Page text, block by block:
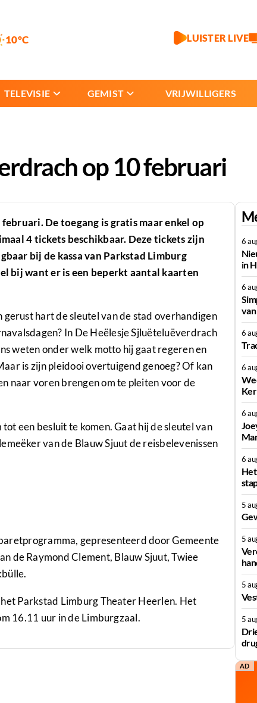
10°C LUISTER LIVE
TELEVISIE GEMIST VRIJWILLIGERS
op 10 februari
De toegang is gratis maar enkel op
4 tickets beschikbaar. Deze tickets zijn
bij de kassa van Parkstad Limburg
bij want er is een beperkt aantal kaarten
hart de sleutel van de stad overhandigen
In De Heëlesje Sjluëteluëverdrach
weten onder welk motto hij gaat regeren en
is zijn pleidooi overtuigend genoeg? Of kan
naar voren brengen om te pleiten voor de
een besluit te komen. Gaat hij de sleutel van
van de Blauw Sjuut de reisbelevenissen
gepresenteerd door Gemeente
de Raymond Clement, Blauw Sjuut, Twiee
Parkstad Limburg Theater Heerlen. Het
16.11 uur in de Limburgzaal.
6
in
6
6
6
6
6
5
5
5
5
AD